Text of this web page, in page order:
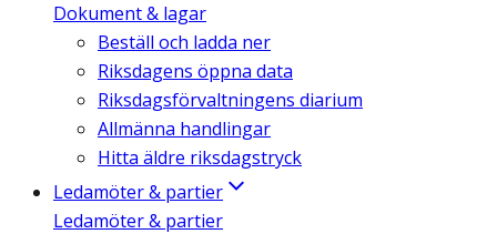
Dokument & lagar
Beställ och ladda ner
Riksdagens öppna data
Riksdagsförvaltningens diarium
Allmänna handlingar
Hitta äldre riksdagstryck
Ledamöter & partier
Ledamöter & partier